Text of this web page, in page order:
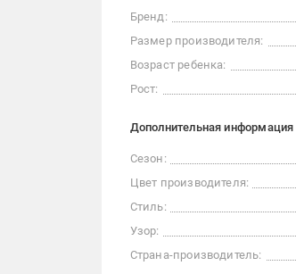
Бренд:
Размер производителя:
Возраст ребенка:
Рост:
Дополнительная информация
Сезон:
Цвет производителя:
Стиль:
Узор:
Страна-производитель: